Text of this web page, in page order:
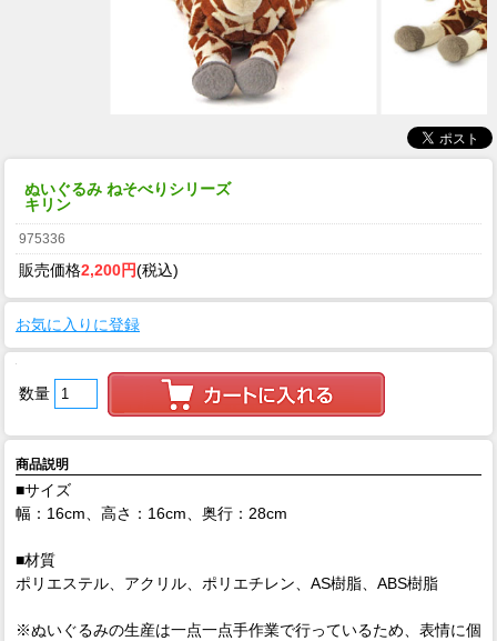
ぬいぐるみ ねそべりシリーズ
キリン
975336
販売価格2,200円(税込)
お気に入りに登録
数量
商品説明
■サイズ
幅：16cm、高さ：16cm、奥行：28cm
■材質
ポリエステル、アクリル、ポリエチレン、AS樹脂、ABS樹脂
※ぬいぐるみの生産は一点一点手作業で行っているため、表情に個